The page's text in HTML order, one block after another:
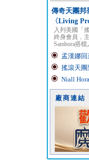
傳奇天團邦
〈Living
入列美國「
終身會員，
Sambora搭
孟漢娜回
搖滾天團
Niall
廠商連結